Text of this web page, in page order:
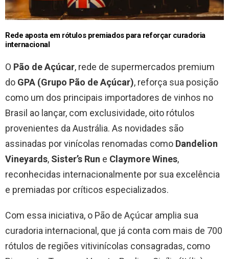
Rede aposta em rótulos premiados para reforçar curadoria
internacional
O Pão de Açúcar, rede de supermercados premium
do GPA (Grupo Pão de Açúcar), reforça sua posição
como um dos principais importadores de vinhos no
Brasil ao lançar, com exclusividade, oito rótulos
provenientes da Austrália. As novidades são
assinadas por vinícolas renomadas como Dandelion
Vineyards, Sister’s Run e Claymore Wines,
reconhecidas internacionalmente por sua excelência
e premiadas por críticos especializados.
Com essa iniciativa, o Pão de Açúcar amplia sua
curadoria internacional, que já conta com mais de 700
rótulos de regiões vitivinícolas consagradas, como